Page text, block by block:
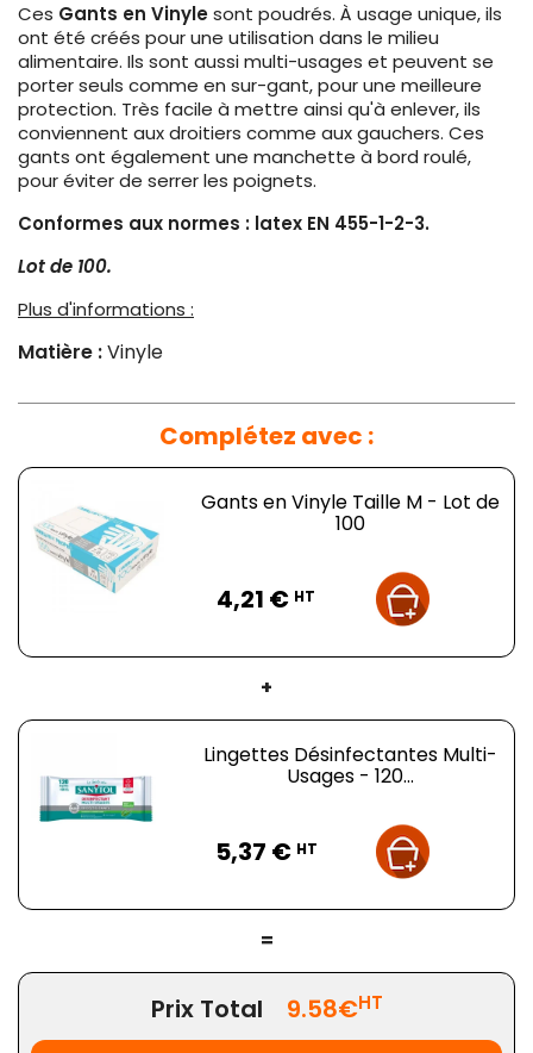
Ces Gants en Vinylesont poudrés. À usage unique, ils
ont été créés pour une utilisation dans le milieu
alimentaire. Ils sont aussi multi-usages et peuvent se
porter seuls comme en sur-gant, pour une meilleure
protection. Très facile à mettre ainsi qu'à enlever, ils
conviennent aux droitiers comme aux gauchers. Ces
gants ont également une manchette à bord roulé,
pour éviter de serrer les poignets.
Conformes aux normes : latex EN 455-1-2-3.
Lot de 100.
Plus d'informations :
Matière :Vinyle
Complétez avec :
Gants en Vinyle Taille M - Lot de
100
4,21 € HT
+
Lingettes Désinfectantes Multi-
Usages - 120...
5,37 € HT
=
Prix Total 9.58€HT